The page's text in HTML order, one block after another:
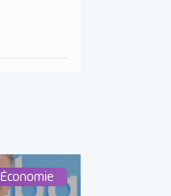
Économie